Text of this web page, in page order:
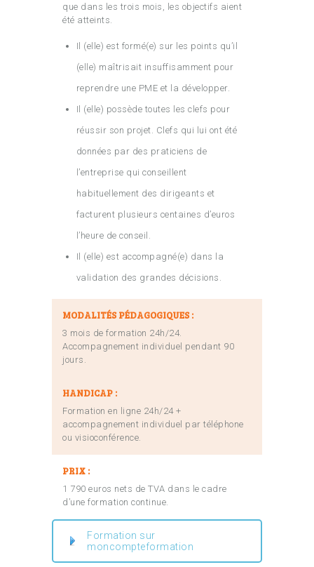
que dans les trois mois, les objectifs aient
été atteints.
Il (elle) est formé(e) sur les points qu’il
(elle) maîtrisait insuffisamment pour
reprendre une PME et la développer.
Il (elle) possède toutes les clefs pour
réussir son projet. Clefs qui lui ont été
données par des praticiens de
l’entreprise qui conseillent
habituellement des dirigeants et
facturent plusieurs centaines d’euros
l’heure de conseil.
Il (elle) est accompagné(e) dans la
validation des grandes décisions.
MODALITÉS PÉDAGOGIQUES :
3 mois de formation 24h/24.
Accompagnement individuel pendant 90
jours.
HANDICAP :
Formation en ligne 24h/24 +
accompagnement individuel par téléphone
ou visioconférence.
PRIX :
1 790 euros nets de TVA dans le cadre
d’une formation continue.
Formation sur
moncompteformation